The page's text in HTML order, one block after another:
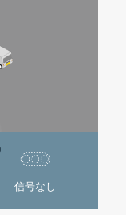
信号なし